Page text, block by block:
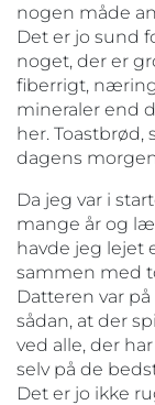
nogen måde
Det er jo sund
noget, der er
fiberrigt,
mineraler end
her.
dagens
Da jeg var i
mange år og
havde jeg lejet
sammen med
Datteren var
sådan, at der
ved alle, der
selv på de
Det er jo ikke